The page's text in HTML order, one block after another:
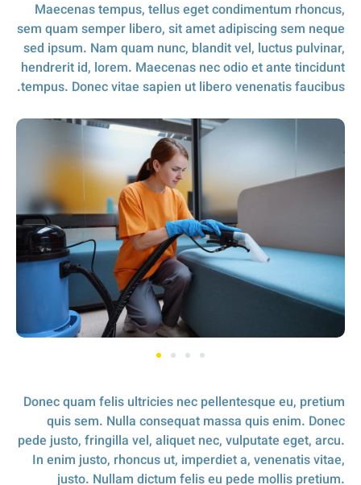
Maecenas tempus, tellus eget condimentum rhoncus,
sem quam semper libero, sit amet adipiscing sem neque
sed ipsum. Nam quam nunc, blandit vel, luctus pulvinar,
hendrerit id, lorem. Maecenas nec odio et ante tincidunt
tempus. Donec vitae sapien ut libero venenatis faucibus.
Donec quam felis ultricies nec pellentesque eu, pretium
quis sem. Nulla consequat massa quis enim. Donec
pede justo, fringilla vel, aliquet nec, vulputate eget, arcu.
In enim justo, rhoncus ut, imperdiet a, venenatis vitae,
justo. Nullam dictum felis eu pede mollis pretium.